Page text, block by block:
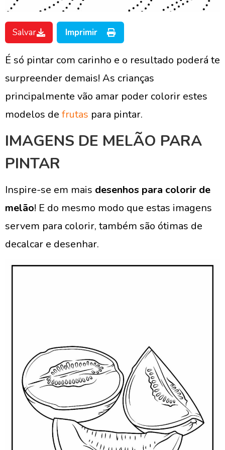
Salvar Imprimir
É só pintar com carinho e o resultado poderá te
surpreender demais! As crianças
principalmente vão amar poder colorir estes
modelos de frutas para pintar.
IMAGENS DE MELÃO PARA
PINTAR
Inspire-se em mais desenhos para colorir de
melão! E do mesmo modo que estas imagens
servem para colorir, também são ótimas de
decalcar e desenhar.